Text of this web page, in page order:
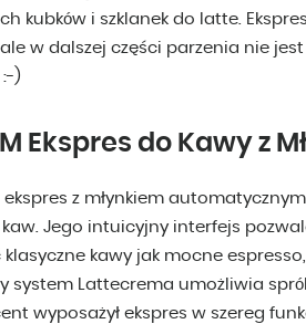
kubków i szklanek do latte.
w dalszej części parzenia nie
:-)
Ekspres do Kawy z
ekspres z młynkiem
Jego intuicyjny interfejs
kawy jak mocne
system Lattecrema umożliwia
wyposażył ekspres w szereg